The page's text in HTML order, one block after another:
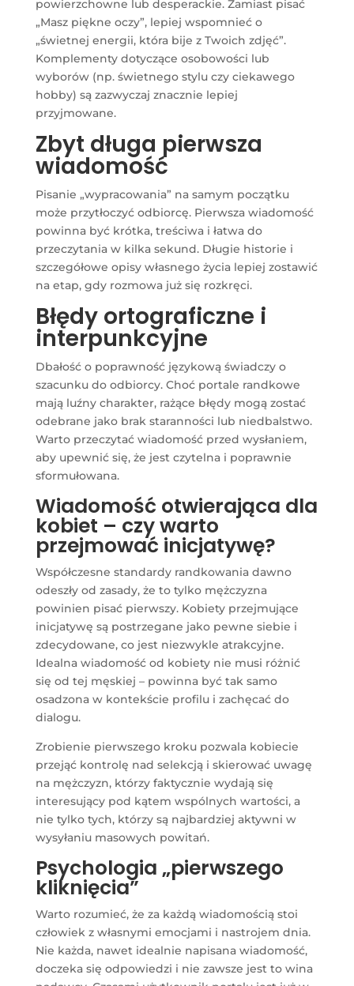
powierzchowne lub desperackie. Zamiast pisać
„Masz piękne oczy”, lepiej wspomnieć o
„świetnej energii, która bije z Twoich zdjęć”.
Komplementy dotyczące osobowości lub
wyborów (np. świetnego stylu czy ciekawego
hobby) są zazwyczaj znacznie lepiej
przyjmowane.
Zbyt długa pierwsza
wiadomość
Pisanie „wypracowania” na samym początku
może przytłoczyć odbiorcę. Pierwsza wiadomość
powinna być krótka, treściwa i łatwa do
przeczytania w kilka sekund. Długie historie i
szczegółowe opisy własnego życia lepiej zostawić
na etap, gdy rozmowa już się rozkręci.
Błędy ortograficzne i
interpunkcyjne
Dbałość o poprawność językową świadczy o
szacunku do odbiorcy. Choć portale randkowe
mają luźny charakter, rażące błędy mogą zostać
odebrane jako brak staranności lub niedbalstwo.
Warto przeczytać wiadomość przed wysłaniem,
aby upewnić się, że jest czytelna i poprawnie
sformułowana.
Wiadomość otwierająca dla
kobiet – czy warto
przejmować inicjatywę?
Współczesne standardy randkowania dawno
odeszły od zasady, że to tylko mężczyzna
powinien pisać pierwszy. Kobiety przejmujące
inicjatywę są postrzegane jako pewne siebie i
zdecydowane, co jest niezwykle atrakcyjne.
Idealna wiadomość od kobiety nie musi różnić
się od tej męskiej – powinna być tak samo
osadzona w kontekście profilu i zachęcać do
dialogu.
Zrobienie pierwszego kroku pozwala kobiecie
przejąć kontrolę nad selekcją i skierować uwagę
na mężczyzn, którzy faktycznie wydają się
interesujący pod kątem wspólnych wartości, a
nie tylko tych, którzy są najbardziej aktywni w
wysyłaniu masowych powitań.
Psychologia „pierwszego
kliknięcia”
Warto rozumieć, że za każdą wiadomością stoi
człowiek z własnymi emocjami i nastrojem dnia.
Nie każda, nawet idealnie napisana wiadomość,
doczeka się odpowiedzi i nie zawsze jest to wina